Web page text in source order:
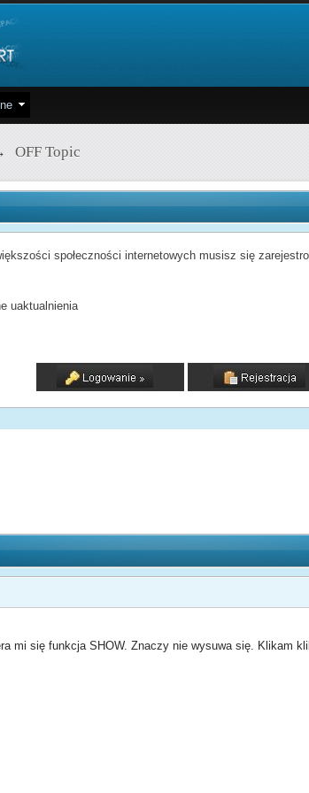
OFF Topic
społeczności internetowych musisz się
uaktualnienia
mi się funkcja SHOW. Znaczy nie wysuwa się. Klikam